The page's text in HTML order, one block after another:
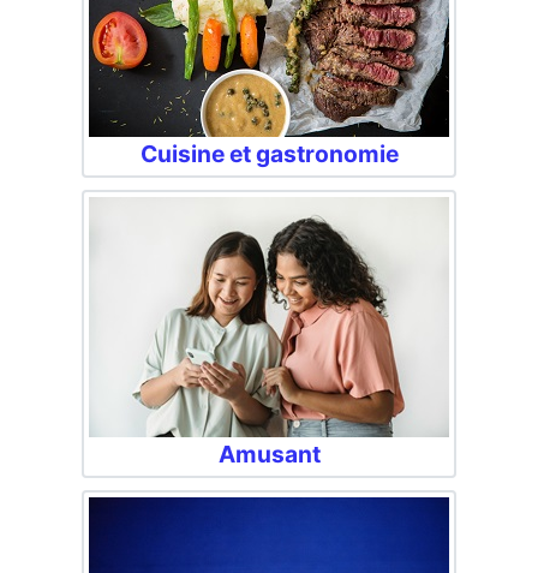
Cuisine et gastronomie
Amusant